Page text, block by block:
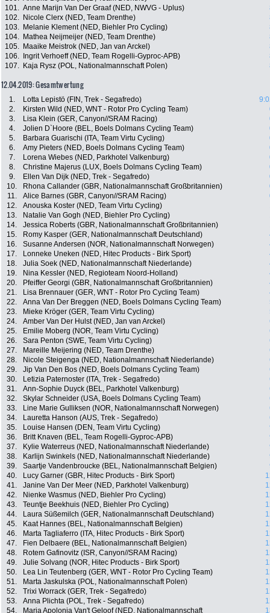
101. Anne Marijn Van Der Graaf (NED, NWVG - Uplus)
102.
Nicole Clerx (NED, Team Drenthe)
103.
Melanie Klement (NED, Biehler Pro Cycling)
104.
Mathea Neijmeijer (NED, Team Drenthe)
105.
Maaike Meistrok (NED, Jan van Arckel)
106.
Ingrit Verhoeff (NED, Team Rogelli-Gyproc-APB)
107.
Kaja Rysz (POL, Nationalmannschaft Polen)
12.04.2019: Gesamtwertung
1. Lotta Lepistö (FIN, Trek - Segafredo)
2.
Kirsten Wild (NED, WNT - Rotor Pro Cycling Team)
3.
Lisa Klein (GER, Canyon//SRAM Racing)
4.
Jolien D`Hoore (BEL, Boels Dolmans Cycling Team)
5.
Barbara Guarischi (ITA, Team Virtu Cycling)
6.
Amy Pieters (NED, Boels Dolmans Cycling Team)
7.
Lorena Wiebes (NED, Parkhotel Valkenburg)
8.
Christine Majerus (LUX, Boels Dolmans Cycling Team)
9.
Ellen Van Dijk (NED, Trek - Segafredo)
10.
Rhona Callander (GBR, Nationalmannschaft Großbritannien)
11.
Alice Barnes (GBR, Canyon//SRAM Racing)
12.
Anouska Koster (NED, Team Virtu Cycling)
13.
Natalie Van Gogh (NED, Biehler Pro Cycling)
14.
Jessica Roberts (GBR, Nationalmannschaft Großbritannien)
15.
Romy Kasper (GER, Nationalmannschaft Deutschland)
16.
Susanne Andersen (NOR, Nationalmannschaft Norwegen)
17.
Lonneke Uneken (NED, Hitec Products - Birk Sport)
18.
Julia Soek (NED, Nationalmannschaft Niederlande)
19.
Nina Kessler (NED, Regioteam Noord-Holland)
20.
Pfeiffer Georgi (GBR, Nationalmannschaft Großbritannien)
21.
Lisa Brennauer (GER, WNT - Rotor Pro Cycling Team)
22.
Anna Van Der Breggen (NED, Boels Dolmans Cycling Team)
23.
Mieke Kröger (GER, Team Virtu Cycling)
24.
Amber Van Der Hulst (NED, Jan van Arckel)
25.
Emilie Moberg (NOR, Team Virtu Cycling)
26.
Sara Penton (SWE, Team Virtu Cycling)
27.
Mareille Meijering (NED, Team Drenthe)
28.
Nicole Steigenga (NED, Nationalmannschaft Niederlande)
29.
Jip Van Den Bos (NED, Boels Dolmans Cycling Team)
30.
Letizia Paternoster (ITA, Trek - Segafredo)
31.
Ann-Sophie Duyck (BEL, Parkhotel Valkenburg)
32.
Skylar Schneider (USA, Boels Dolmans Cycling Team)
33.
Line Marie Gulliksen (NOR, Nationalmannschaft Norwegen)
34.
Lauretta Hanson (AUS, Trek - Segafredo)
35.
Louise Hansen (DEN, Team Virtu Cycling)
36.
Britt Knaven (BEL, Team Rogelli-Gyproc-APB)
37.
Kylie Waterreus (NED, Nationalmannschaft Niederlande)
38.
Karlijn Swinkels (NED, Nationalmannschaft Niederlande)
39.
Saartje Vandenbroucke (BEL, Nationalmannschaft Belgien)
40.
Lucy Garner (GBR, Hitec Products - Birk Sport)
41.
Janine Van Der Meer (NED, Parkhotel Valkenburg)
42.
Nienke Wasmus (NED, Biehler Pro Cycling)
43.
Teuntje Beekhuis (NED, Biehler Pro Cycling)
44.
Laura Süßemilch (GER, Nationalmannschaft Deutschland)
45.
Kaat Hannes (BEL, Nationalmannschaft Belgien)
46.
Marta Tagliaferro (ITA, Hitec Products - Birk Sport)
47.
Fien Delbaere (BEL, Nationalmannschaft Belgien)
48.
Rotem Gafinovitz (ISR, Canyon//SRAM Racing)
49.
Julie Solvang (NOR, Hitec Products - Birk Sport)
50.
Lea Lin Teutenberg (GER, WNT - Rotor Pro Cycling Team)
51.
Marta Jaskulska (POL, Nationalmannschaft Polen)
52.
Trixi Worrack (GER, Trek - Segafredo)
53.
Anna Plichta (POL, Trek - Segafredo)
54.
Maria Apolonia Van't Geloof (NED, Nationalmannschaft